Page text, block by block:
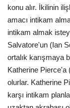
konu alır. İkilinin
amacı intikam
intikam almak
Salvatore'un (Ian
ortalık karışmaya
Katherine Pierce'a
olurlar. Katherine
karşı intikam